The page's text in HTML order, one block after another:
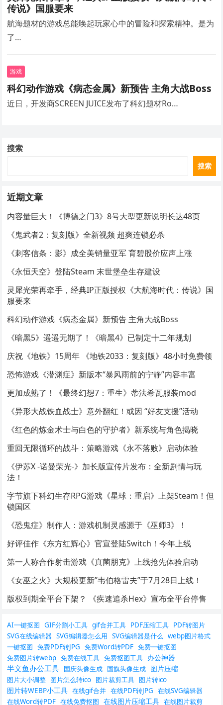
传说》国服要来
航海题材的游戏总能唤起玩家心中的冒险和探索精神。是为
了…
游戏
科幻动作游戏《病态金属》新预告 主角大战Boss
近日，开发商SCREEN JUICE发布了科幻题材Ro…
搜索
搜索
近期文章
内容量巨大！《博德之门3》8号大型更新说明长达48页
《鬼武者2：复刻版》全新视频 超爽连锁必杀
《刺客信条：影》成全美销量亚军 育碧股价应声上涨
《永恒天空》登陆Steam 末世堡垒生存建设
灵犀光荣再牵手，经典IP正版授权《大航海时代：传说》国
服要来
科幻动作游戏《病态金属》新预告 主角大战Boss
《暗黑5》遥遥无期了！《暗黑4》已制定十二年规划
庆祝《地铁》15周年 《地铁2033：复刻版》48小时免费领
恐怖游戏《潜渊症》新版本“暴风雨前的宁静”内容丰富
更加成熟了！《最终幻想7：重生》蒂法希瓦服装mod
《异形大战铁血战士》意外翻红！或因 “好友支援”活动
《红色的炼金术士与白色的守护者》新系统与角色揭晓
重回无限循环的战斗：策略游戏《永不落败》启动体验
《伊苏X -诺曼荣光-》加长版宣传片发布：全新剧情与玩
法！
字节旗下科幻生存RPG游戏《星球：重启》上架Steam！但
锁国区
《恐鬼症》制作人：游戏机制灵感源于《巫师3》！
好评佳作《东方红辉心》官宣登陆Switch！今年上线
第一人称合作射击游戏《真菌朋克》上线抢先体验启动
《女巫之火》大规模更新”韦伯格雷夫”于7月28日上线！
版权到期全平台下架？ 《疾速追杀Hex》宣布全平台停售
AI一键抠图 GIF分割小工具 gif合并工具 PDF压缩工具 PDF转图片
SVG在线编辑器 SVG编辑器怎么用 SVG编辑器是什么 webp图片格式
一键抠图 免费PDF转JPG 免费Word转PDF 免费一键抠图
免费图片转webp 免费在线工具 免费抠图工具 办公神器
半文鱼办公工具 国庆头像生成 国旗头像生成 图片压缩
图片大小调整 图片怎么转ico 图片裁剪工具 图片转ico
图片转WEBP小工具 在线gif合并 在线PDF转JPG 在线SVG编辑器
在线Word转PDF 在线免费抠图 在线图片压缩工具 在线图片裁剪